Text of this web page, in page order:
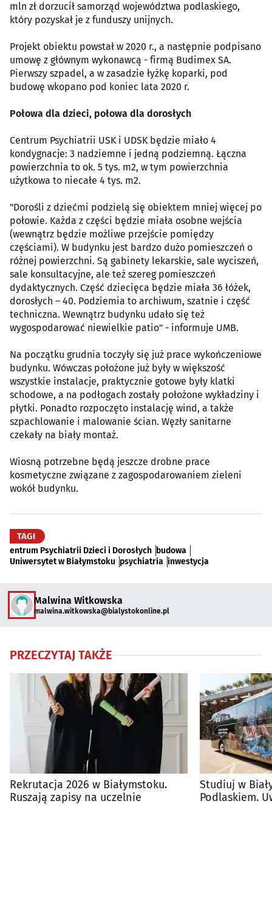
mln zł dorzucił samorząd województwa podlaskiego,
który pozyskał je z funduszy unijnych.
Projekt obiektu powstał w 2020 r., a następnie podpisano
umowę z głównym wykonawcą - firmą Budimex SA.
Pierwszy szpadel, a w zasadzie łyżkę koparki, pod
budowę wkopano pod koniec lata 2020 r.
Połowa dla dzieci, połowa dla dorosłych
Centrum Psychiatrii USK i UDSK będzie miało 4
kondygnacje: 3 nadziemne i jedną podziemną. Łączna
powierzchnia to ok. 5 tys. m2, w tym powierzchnia
użytkowa to niecałe 4 tys. m2.
"Dorośli z dziećmi podzielą się obiektem mniej więcej po
połowie. Każda z części będzie miała osobne wejścia
(wewnątrz będzie możliwe przejście pomiędzy
częściami). W budynku jest bardzo dużo pomieszczeń o
różnej powierzchni. Są gabinety lekarskie, sale wyciszeń,
sale konsultacyjne, ale też szereg pomieszczeń
dydaktycznych. Część dziecięca będzie miała 36 łóżek,
dorosłych – 40. Podziemia to archiwum, szatnie i część
techniczna. Wewnątrz budynku udało się też
wygospodarować niewielkie patio" - informuje UMB.
Na początku grudnia toczyły się już prace wykończeniowe
budynku. Wówczas położone już były w większość
wszystkie instalacje, praktycznie gotowe były klatki
schodowe, a na podłogach zostały położone wykładziny i
płytki. Ponadto rozpoczęto instalację wind, a także
szpachlowanie i malowanie ścian. Węzły sanitarne
czekały na biały montaż.
Wiosną potrzebne będą jeszcze drobne prace
kosmetyczne związane z zagospodarowaniem zieleni
wokół budynku.
TAGI
entrum Psychiatrii Dzieci i Dorosłych budowa
Uniwersytet w Białymstoku psychiatria inwestycja
Malwina Witkowska
malwina.witkowska@bialystokonline.pl
PRZECZYTAJ TAKŻE
Rekrutacja 2026 w Białymstoku.
Ruszają zapisy na uczelnie
Studiuj w
Podlaskiem.